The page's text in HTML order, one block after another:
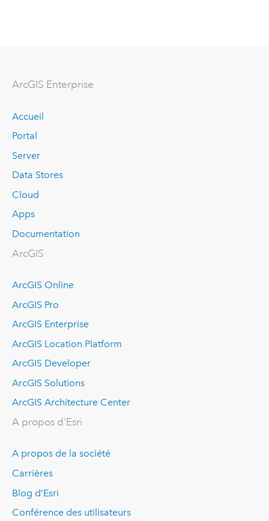
ArcGIS Enterprise
Accueil
Portal
Server
Data Stores
Cloud
Apps
Documentation
ArcGIS
ArcGIS Online
ArcGIS Pro
ArcGIS Enterprise
ArcGIS Location Platform
ArcGIS Developer
ArcGIS Solutions
ArcGIS Architecture Center
A propos d'Esri
A propos de la société
Carrières
Blog d’Esri
Conférence des utilisateurs